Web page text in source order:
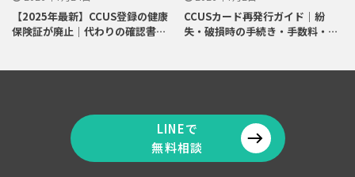
【2025年最新】CCUS登録の健康
保険証が廃止｜代わりの確認書類
CCUSカード再発行ガイド｜紛
失・破損時の手続き・手数料・日
LINEで
無料相談